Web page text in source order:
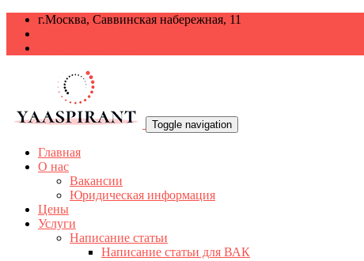
г.Москва, Саввинская набережная, 11
Toggle navigation
Главная
О нас
Вакансии
Юридическая информация
Цены
Услуги
Написание статьи
Написание статьи для ВАК